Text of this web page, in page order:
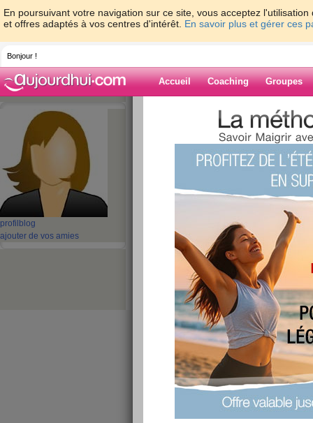
En poursuivant votre navigation sur ce site, vous acceptez
et offres adaptés à vos centres d'intérêt. En savoir plus et gérer ces
Bonjour !
Accueil Coaching Groupes
profil blog
ajouter de vos amies
>
>
Desch DP-380 DP-381 Printer Nouvelle
Blog de
6000mah Batterie
pour Desch DP-
Nouvelle
publié le 14/03/2024 à 03:24
Si vous cherchez unenouvelle 99630 batterie
, le site Batterie Expert( batteriexpert.com
DP-380 DP-381 Printer. D’une capacité de
notre batterie est faite avec les meilleurs
batteries Desch 99630
sont identiques
prix favorable! Haute Qualité, Prix bas,
6000mah Batterie Desch 99630 pour Desch